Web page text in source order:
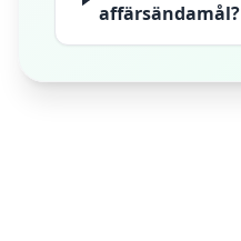
affärsändamål?